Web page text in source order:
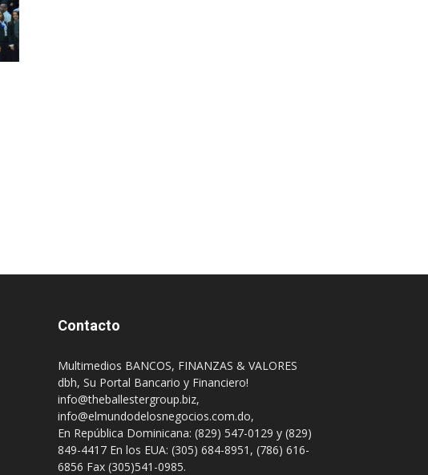
Contacto
Multimedios BANCOS, FINANZAS & VALORES
dbh, Su Portal Bancario y Financiero!
info@theballestergroup.biz,
info@elmundodelosnegocios.com.do,
En República Dominicana: (829) 547-0129 y (829)
849-4417 En los EUA: (305) 684-8951, (786) 616-
6856 Fax (305)541-0985.